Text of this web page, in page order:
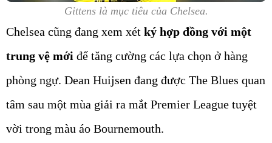
Gittens là mục tiêu của Chelsea.
Chelsea cũng đang xem xét ký hợp đồng với một
trung vệ mới để tăng cường các lựa chọn ở hàng
phòng ngự. Dean Huijsen đang được The Blues quan
tâm sau một mùa giải ra mắt Premier League tuyệt
vời trong màu áo Bournemouth.